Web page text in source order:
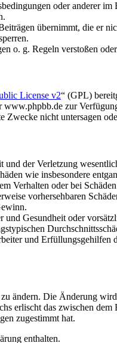
oder anderer
übernimmt, die er
o. g. Regeln verstoßen
License v2“ (GPL)
zur
nicht untersagen
der Verletzung
wie insbesondere
Verhalten oder bei
vorhersehbaren
Gesundheit oder
und Erfüllungsgehilfen
ändern. Die Änderung
erlischt das zwischen
zugestimmt hat.
enthalten.